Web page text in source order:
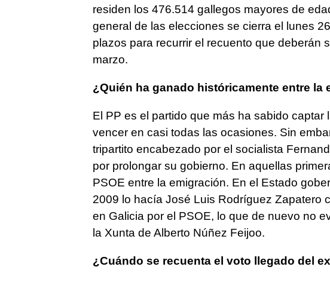
residen los 476.514 gallegos mayores de
general de las elecciones se cierra el lunes
plazos para recurrir el recuento que deberán
marzo.
¿Quién ha ganado históricamente entre la
El PP es el partido que más ha sabido captar
vencer en casi todas las ocasiones. Sin
tripartito encabezado por el socialista
por prolongar su gobierno. En aquellas
PSOE entre la emigración. En el Estado
2009 lo hacía José Luis Rodríguez Zapatero
en Galicia por el PSOE, lo que de nuevo no
la Xunta de Alberto Núñez Feijoo.
¿Cuándo se recuenta el voto llegado del